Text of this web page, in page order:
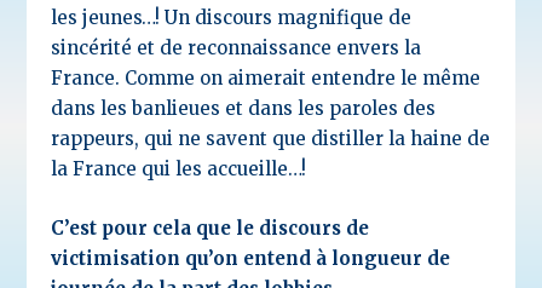
les jeunes…!Un discours magnifique de
sincérité et de reconnaissance envers la
France. Comme on aimerait entendre le même
dans les banlieues et dans les paroles des
rappeurs, qui ne savent que distiller la haine de
la France qui les accueille…!
C’est pour cela que le discours de
victimisation qu’on entend à longueur de